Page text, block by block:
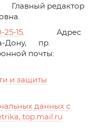
редактор
25-15. Адрес
Дону, пр.
почты:
и защиты
данных с
top.mail.ru